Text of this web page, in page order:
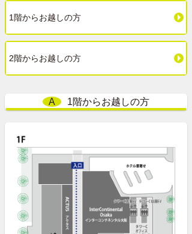
1階からお越しの方
2階からお越しの方
A 1階からお越しの方